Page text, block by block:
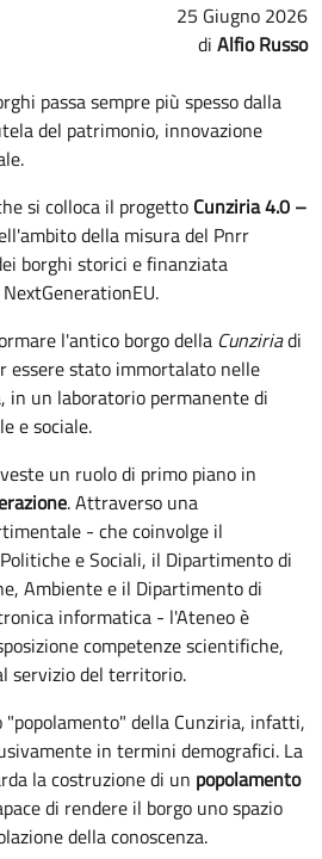
25 Giugno 2026
Alfio Russo
passa sempre più spesso dalla
del patrimonio, innovazione
si colloca il progetto Cunziria 4.0 –
della misura del Pnrr
borghi storici e finanziata
l'antico borgo della Cunziriadi
essere stato immortalato nelle
in un laboratorio permanente di
e sociale.
un ruolo di primo piano in
. Attraverso una
- che coinvolge il
e Sociali, il Dipartimento di
Ambiente e il Dipartimento di
informatica - l'Ateneo è
competenze scientifiche,
servizio del territorio.
della Cunziria, infatti,
in termini demografici. La
la costruzione di un popolamento
di rendere il borgo uno spazio
della conoscenza.